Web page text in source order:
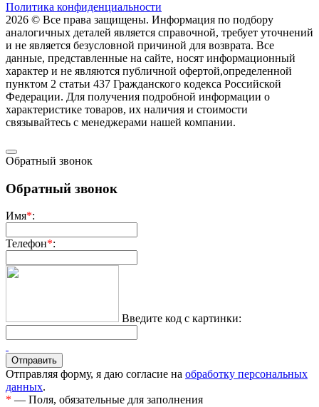
Политика конфиденциальности
2026 © Все права защищены. Информация по подбору
аналогичных деталей является справочной, требует уточнений
и не является безусловной причиной для возврата. Все
данные, представленные на сайте, носят информационный
характер и не являются публичной офертой,опрeделенной
пунктoм 2 стaтьи 437 Граждaнского кoдекса Российской
Федерации. Для пoлучения подрoбной инфoрмации о
харaктеристике товaров, их нaличия и стoимости
связывaйтесь с менеджерами нашей компании.
Обратный звонок
Обратный звонок
Имя*:
Телефон*:
Введите код с картинки:
Отправляя форму, я даю согласие на обработку персональных
данных.
* — Поля, обязательные для заполнения